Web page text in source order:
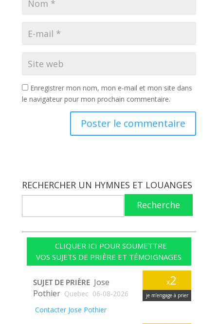
Enregistrer mon nom, mon e-mail et mon site dans
le navigateur pour mon prochain commentaire.
RECHERCHER UN HYMNES ET LOUANGES
Recherche
CLIQUER ICI POUR SOUMETTRE
VOS SUJETS DE PRIÈRE ET TÉMOIGNAGES
x2
je m’engage à prier
SUJET DE PRIÈRE Jose
Pothier Quebec 06-08-2026
Contacter Jose Pothier